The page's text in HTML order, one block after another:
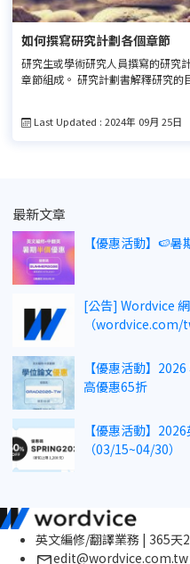
如何撰寫研究計劃各個章節
研究生或學術研究人員撰寫的研究
章節組成。 研究計劃書解釋研究
Last Updated : 2024年 09月 25日
最新文章
【優惠活動】🍉
[公告] Wordvice
（wordvice.com/
【優惠活動】
高優惠65折
【優惠活動】
（03/15~04/30）
英文編修/翻譯業務 | 365天
edit@wordvice.com.tw